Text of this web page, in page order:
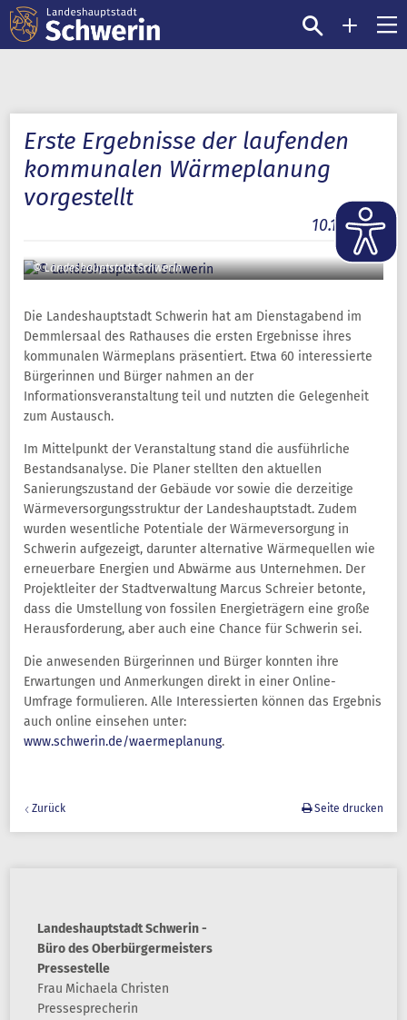
Erste Ergebnisse der laufenden
kommunalen Wärmeplanung
vorgestellt
10.10.2025
© Landeshauptstadt Schwerin
Die Landeshauptstadt Schwerin hat am Dienstagabend im
Demmlersaal des Rathauses die ersten Ergebnisse ihres
kommunalen Wärmeplans präsentiert. Etwa 60 interessierte
Bürgerinnen und Bürger nahmen an der
Informationsveranstaltung teil und nutzten die Gelegenheit
zum Austausch.
Im Mittelpunkt der Veranstaltung stand die ausführliche
Bestandsanalyse. Die Planer stellten den aktuellen
Sanierungszustand der Gebäude vor sowie die derzeitige
Wärmeversorgungsstruktur der Landeshauptstadt. Zudem
wurden wesentliche Potentiale der Wärmeversorgung in
Schwerin aufgezeigt, darunter alternative Wärmequellen wie
erneuerbare Energien und Abwärme aus Unternehmen. Der
Projektleiter der Stadtverwaltung Marcus Schreier betonte,
dass die Umstellung von fossilen Energieträgern eine große
Herausforderung, aber auch eine Chance für Schwerin sei.
Die anwesenden Bürgerinnen und Bürger konnten ihre
Erwartungen und Anmerkungen direkt in einer Online-
Umfrage formulieren. Alle Interessierten können das Ergebnis
auch online einsehen unter:
www.schwerin.de/waermeplanung.
Zurück Seite drucken
Landeshauptstadt Schwerin -
Büro des Oberbürgermeisters
Pressestelle
Frau Michaela Christen
Pressesprecherin